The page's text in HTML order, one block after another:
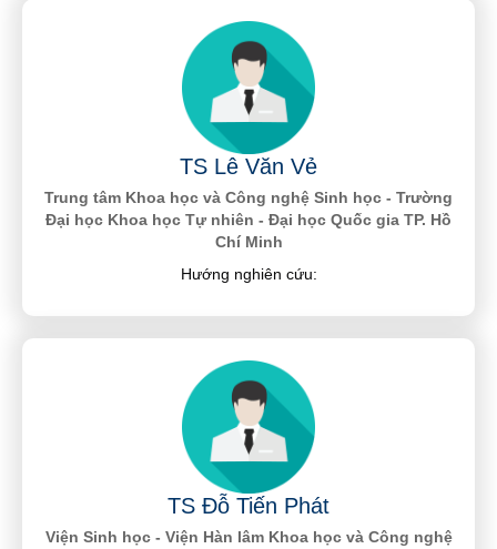
TS Lê Văn Vẻ
Trung tâm Khoa học và Công nghệ Sinh học - Trường
Đại học Khoa học Tự nhiên - Đại học Quốc gia TP. Hồ
Chí Minh
Hướng nghiên cứu:
TS Đỗ Tiến Phát
Viện Sinh học - Viện Hàn lâm Khoa học và Công nghệ